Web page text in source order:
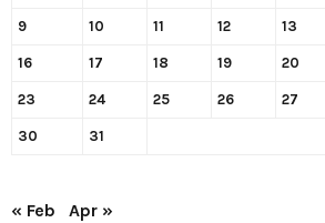
9 10 11 12 13
16 17 18 19 20
23 24 25 26 27
30 31
« Feb Apr »